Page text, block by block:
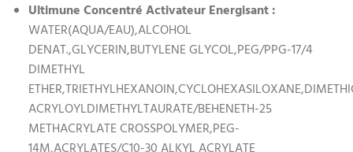
Ultimune Concentré Activateur Energisant :
WATER(AQUA/EAU),ALCOHOL
DENAT.,GLYCERIN,BUTYLENE GLYCOL,PEG/PPG-17/4
DIMETHYL
ACRYLOYLDIMETHYLTAURATE/BEHENETH-25
METHACRYLATE CROSSPOLYMER,PEG-